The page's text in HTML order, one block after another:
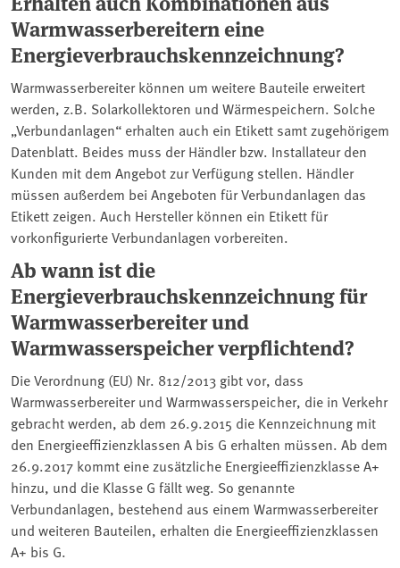
Warmwasserbereitern eine
Energieverbrauchskennzeichnung?
Warmwasserbereiter können um weitere Bauteile erweitert
werden, z.B. Solarkollektoren und Wärmespeichern. Solche
„Verbundanlagen“ erhalten auch ein Etikett samt zugehörigem
Datenblatt. Beides muss der Händler bzw. Installateur den
Kunden mit dem Angebot zur Verfügung stellen. Händler
müssen außerdem bei Angeboten für Verbundanlagen das
Etikett zeigen. Auch Hersteller können ein Etikett für
vorkonfigurierte Verbundanlagen vorbereiten.
Ab wann ist die
Energieverbrauchskennzeichnung für
Warmwasserbereiter und
Warmwasserspeicher verpflichtend?
Die Verordnung (EU) Nr. 812/2013 gibt vor, dass
Warmwasserbereiter und Warmwasserspeicher, die in Verkehr
gebracht werden, ab dem 26.9.2015 die Kennzeichnung mit
den Energieeffizienzklassen A bis G erhalten müssen. Ab dem
26.9.2017 kommt eine zusätzliche Energieeffizienzklasse A+
hinzu, und die Klasse G fällt weg. So genannte
Verbundanlagen, bestehend aus einem Warmwasserbereiter
und weiteren Bauteilen, erhalten die Energieeffizienzklassen
A+ bis G.